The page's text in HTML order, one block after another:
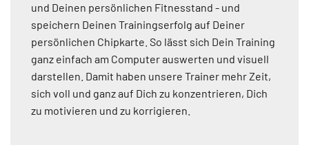
und Deinen persönlichen Fitnesstand - und
speichern Deinen Trainingserfolg auf Deiner
persönlichen Chipkarte. So lässt sich Dein Training
ganz einfach am Computer auswerten und visuell
darstellen. Damit haben unsere Trainer mehr Zeit,
sich voll und ganz auf Dich zu konzentrieren, Dich
zu motivieren und zu korrigieren.